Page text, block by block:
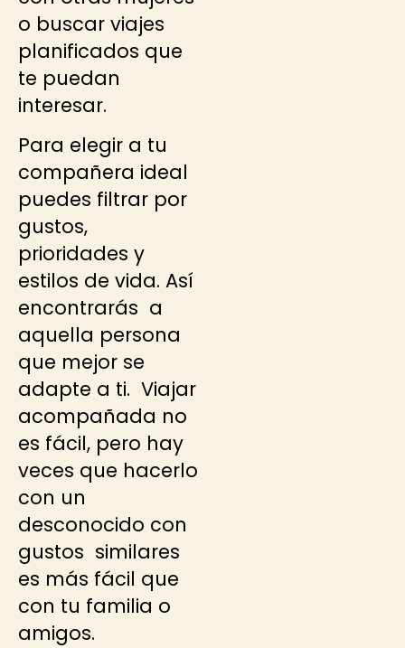
o buscar viajes
planificados que
te puedan
interesar.
Para elegir a tu
compañera ideal
puedes filtrar por
gustos,
prioridades y
estilos de vida. Así
encontrarás a
aquella persona
que mejor se
adapte a ti. Viajar
acompañada no
es fácil, pero hay
veces que hacerlo
con un
desconocido con
gustos similares
es más fácil que
con tu familia o
amigos.